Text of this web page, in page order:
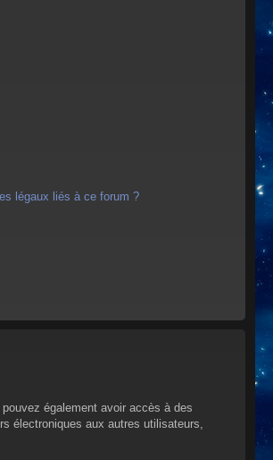
légaux liés à ce forum ?
également avoir accès à des
électroniques aux autres utilisateurs,